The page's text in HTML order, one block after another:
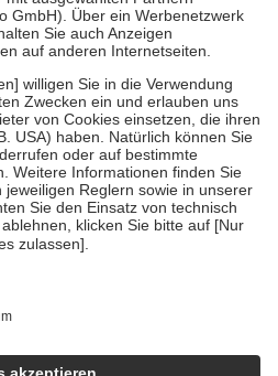
für ihre eigene Gesundheit zu
der Familie zu unterstützen,
zum vollendeten 18. Lebensjahr
und Früherkennung, die von der
es sich um echte Bewertungen
articles/4419944605341